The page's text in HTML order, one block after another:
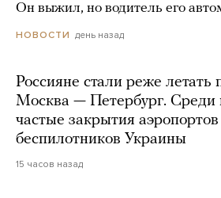
Он выжил, но водитель его
НОВОСТИ день назад
Россияне стали реже летать
Москва — Петербург.
частые закрытия аэропортов
беспилотников Украины
15 часов назад